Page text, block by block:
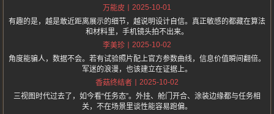
万能皮
2025-10-01
有趣的是，越是敢近距离展示的细节，越说明设计自信。真正敏感的都藏在算法
和材料里，手机镜头拍不出来。
李美珍
2025-10-02
角度能骗人，数据不会。若有试验照片配上官方参数曲线，信息价值瞬间翻倍。
军迷的浪漫，也该建立在证据上。
香菇终结者
2025-10-02
三视图时代过去了，如今看“任务态”。外挂、舱门开合、涂装边缘都与任务相
关，不在场景里谈性能容易跑偏。